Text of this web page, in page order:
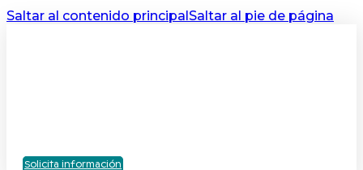
Saltar al contenido principalSaltar al pie de página
Solicita información